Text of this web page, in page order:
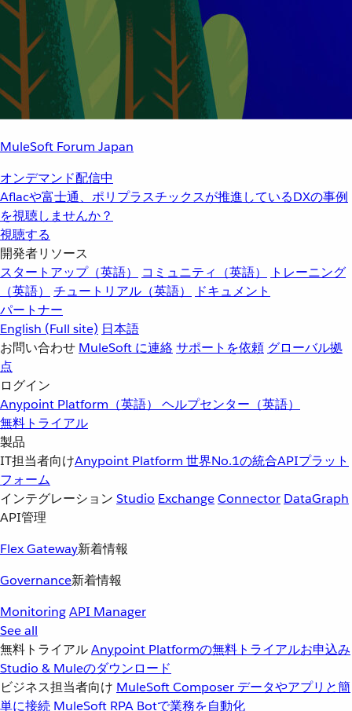
MuleSoft Forum Japan
オンデマンド配信中
Aflacや富士通、ポリプラスチックスが推進しているDXの事例
を視聴しませんか？
視聴する
開発者リソース
スタートアップ（英語）
コミュニティ（英語）
トレーニング
（英語）
チュートリアル（英語）
ドキュメント
パートナー
English (Full site) 日本語
お問い合わせ MuleSoft に連絡サポートを依頼 グローバル拠
点
ログイン
Anypoint Platform（英語） ヘルプセンター（英語）
無料トライアル
製品
IT担当者向けAnypoint Platform 世界No.1の統合APIプラット
フォーム
インテグレーション Studio ExchangeConnector DataGraph
API管理
Flex Gateway新着情報
Governance新着情報
MonitoringAPI Manager
See all
無料トライアルAnypoint Platformの無料トライアルお申込み
Studio & Muleのダウンロード
ビジネス担当者向け MuleSoft Composer データやアプリと簡
単に接続 MuleSoft RPA Botで業務を自動化